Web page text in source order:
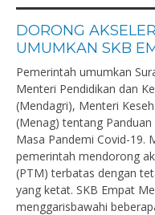
DORONG
UMUMKAN SKB
Pemerintah umumkan
Menteri Pendidikan dan
(Mendagri), Menteri
(Menag) tentang
Masa Pandemi Covid-19.
pemerintah mendorong
(PTM) terbatas dengan
yang ketat. SKB Empat
menggarisbawahi